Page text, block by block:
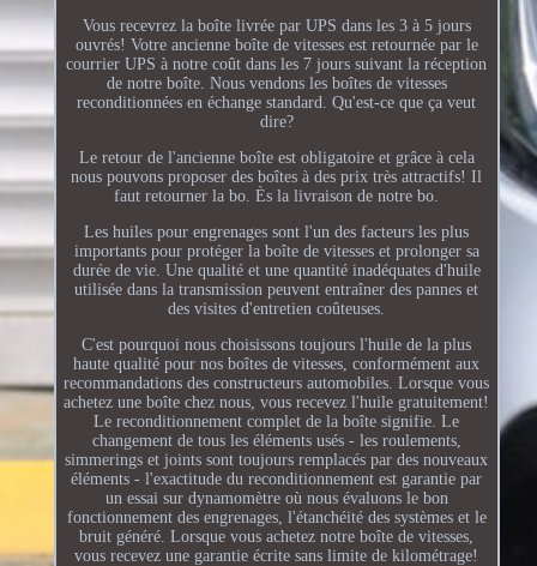
Vous recevrez la boîte livrée par UPS dans les 3 à 5 jours
ouvrés! Votre ancienne boîte de vitesses est retournée par le
courrier UPS à notre coût dans les 7 jours suivant la réception
de notre boîte. Nous vendons les boîtes de vitesses
reconditionnées en échange standard. Qu'est-ce que ça veut
dire?
Le retour de l'ancienne boîte est obligatoire et grâce à cela
nous pouvons proposer des boîtes à des prix très attractifs! Il
faut retourner la bo. Ès la livraison de notre bo.
Les huiles pour engrenages sont l'un des facteurs les plus
importants pour protéger la boîte de vitesses et prolonger sa
durée de vie. Une qualité et une quantité inadéquates d'huile
utilisée dans la transmission peuvent entraîner des pannes et
des visites d'entretien coûteuses.
C'est pourquoi nous choisissons toujours l'huile de la plus
haute qualité pour nos boîtes de vitesses, conformément aux
recommandations des constructeurs automobiles. Lorsque vous
achetez une boîte chez nous, vous recevez l'huile gratuitement!
Le reconditionnement complet de la boîte signifie. Le
changement de tous les éléments usés - les roulements,
simmerings et joints sont toujours remplacés par des nouveaux
éléments - l'exactitude du reconditionnement est garantie par
un essai sur dynamomètre où nous évaluons le bon
fonctionnement des engrenages, l'étanchéité des systèmes et le
bruit généré. Lorsque vous achetez notre boîte de vitesses,
vous recevez une garantie écrite sans limite de kilométrage!